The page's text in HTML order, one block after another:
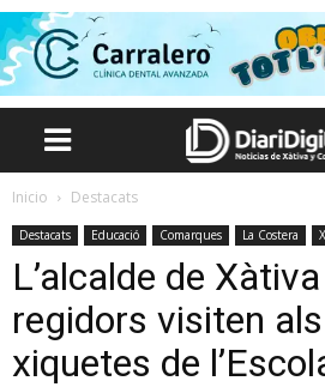
Inicio Destacats
Destacats Educació Comarques La Costera
L’alcalde de
regidors visiten
xiquetes de